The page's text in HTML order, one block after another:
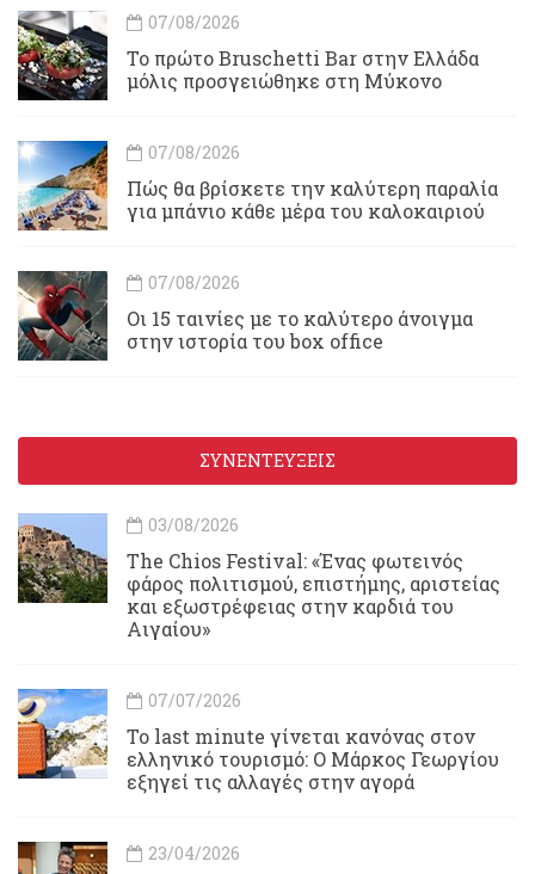
07/08/2026
Το πρώτο Bruschetti Bar στην Ελλάδα
μόλις προσγειώθηκε στη Μύκονο
07/08/2026
Πώς θα βρίσκετε την καλύτερη παραλία
για μπάνιο κάθε μέρα του καλοκαιριού
07/08/2026
Οι 15 ταινίες με το καλύτερο άνοιγμα
στην ιστορία του box office
ΣΥΝΕΝΤΕΥΞΕΙΣ
03/08/2026
Τhe Chios Festival: «Ένας φωτεινός
φάρος πολιτισμού, επιστήμης, αριστείας
και εξωστρέφειας στην καρδιά του
Αιγαίου»
07/07/2026
Το last minute γίνεται κανόνας στον
ελληνικό τουρισμό: Ο Μάρκος Γεωργίου
εξηγεί τις αλλαγές στην αγορά
23/04/2026